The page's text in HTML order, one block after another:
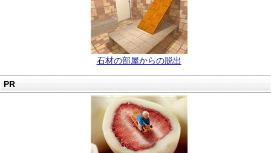
石材の部屋からの脱出
PR